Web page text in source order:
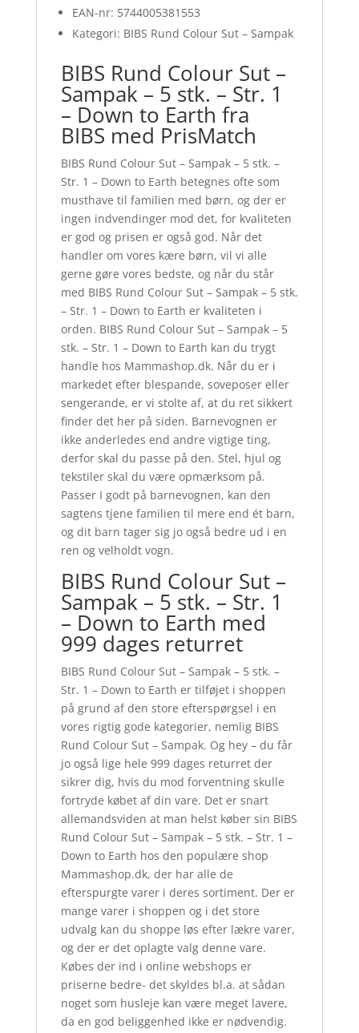
EAN-nr: 5744005381553
Kategori: BIBS Rund Colour Sut – Sampak
BIBS Rund Colour Sut –
Sampak – 5 stk. – Str. 1
– Down to Earth fra
BIBS med PrisMatch
BIBS Rund Colour Sut – Sampak – 5 stk. –
Str. 1 – Down to Earth betegnes ofte som
musthave til familien med børn, og der er
ingen indvendinger mod det, for kvaliteten
er god og prisen er også god. Når det
handler om vores kære børn, vil vi alle
gerne gøre vores bedste, og når du står
med BIBS Rund Colour Sut – Sampak – 5 stk.
– Str. 1 – Down to Earth er kvaliteten i
orden. BIBS Rund Colour Sut – Sampak – 5
stk. – Str. 1 – Down to Earth kan du trygt
handle hos Mammashop.dk. Når du er i
markedet efter blespande, soveposer eller
sengerande, er vi stolte af, at du ret sikkert
finder det her på siden. Barnevognen er
ikke anderledes end andre vigtige ting,
derfor skal du passe på den. Stel, hjul og
tekstiler skal du være opmærksom på.
Passer I godt på barnevognen, kan den
sagtens tjene familien til mere end ét barn,
og dit barn tager sig jo også bedre ud i en
ren og velholdt vogn.
BIBS Rund Colour Sut –
Sampak – 5 stk. – Str. 1
– Down to Earth med
999 dages returret
BIBS Rund Colour Sut – Sampak – 5 stk. –
Str. 1 – Down to Earth er tilføjet i shoppen
på grund af den store efterspørgsel i en
vores rigtig gode kategorier, nemlig BIBS
Rund Colour Sut – Sampak. Og hey – du får
jo også lige hele 999 dages returret der
sikrer dig, hvis du mod forventning skulle
fortryde købet af din vare. Det er snart
allemandsviden at man helst køber sin BIBS
Rund Colour Sut – Sampak – 5 stk. – Str. 1 –
Down to Earth hos den populære shop
Mammashop.dk, der har alle de
efterspurgte varer i deres sortiment. Der er
mange varer i shoppen og i det store
udvalg kan du shoppe løs efter lækre varer,
og der er det oplagte valg denne vare.
Købes der ind i online webshops er
priserne bedre- det skyldes bl.a. at sådan
noget som husleje kan være meget lavere,
da en god beliggenhed ikke er nødvendig.